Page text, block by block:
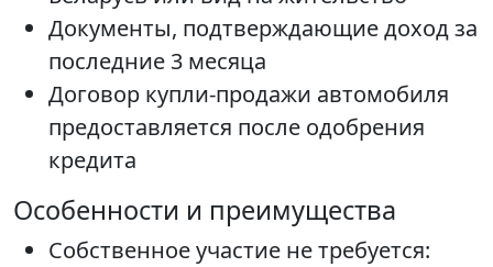
Документы, подтверждающие доход за
последние 3 месяца
Договор купли-продажи автомобиля
предоставляется после одобрения
кредита
Особенности и преимущества
Собственное участие не требуется: